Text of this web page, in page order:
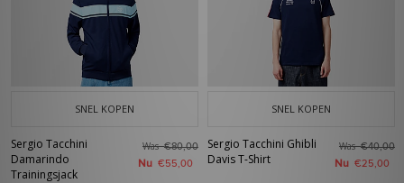
SNEL KOPEN
Sergio Tacchini
Damarindo
Trainingsjack
Was€80,00
Nu €55,00
SNEL KOPEN
Sergio Tacchini Ghibli
Davis T-Shirt
Was€40,00
Nu €25,00